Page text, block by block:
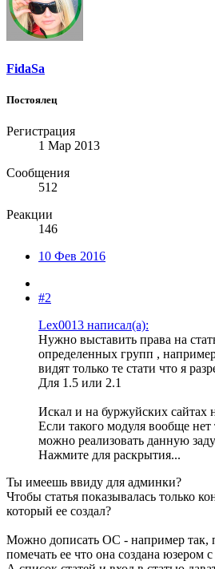
FidaSa
Постоялец
Регистрация
1 Мар 2013
Сообщения
512
Реакции
146
10 Фев 2016
#2
Lex0013 написал(а):
Нужно выставить права на
определенных групп ,
видят только те стати что я
Для 1.5 или 2.1
Искал и на буржуйских сайтах
Если такого модуля вообще нет
можно реализовать данную
Нажмите для раскрытия...
Ты имеешь ввиду для админки?
Чтобы статья показывалась только
который ее создал?
Можно дописать ОС - например так,
помечать ее что она создана юзером